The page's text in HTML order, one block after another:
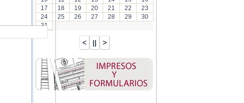
17
18 19 20 21 22
23
24
25 26 27 28 29
30
31